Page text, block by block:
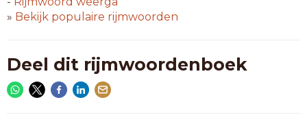
kantiek
kritiek
kroniek
lambiek
» Bekijk populaire rijmwoorden
Deel dit rijmwoordenboek